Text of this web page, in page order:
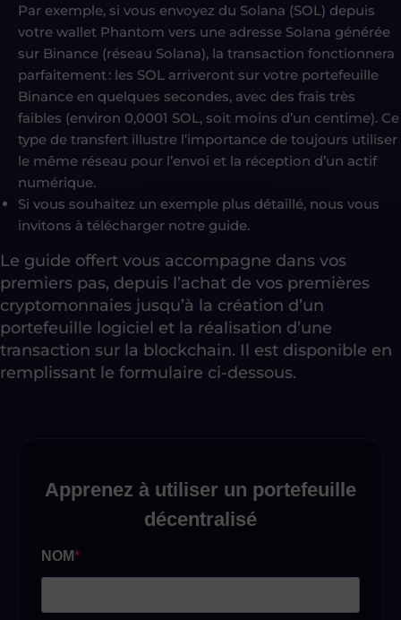
Par exemple, si vous envoyez du Solana (SOL) depuis
votre wallet Phantom vers une adresse Solana générée
sur Binance (réseau Solana), la transaction fonctionnera
parfaitement : les SOL arriveront sur votre portefeuille
Binance en quelques secondes, avec des frais très
faibles (environ 0,0001 SOL, soit moins d’un centime). Ce
type de transfert illustre l’importance de toujours utiliser
le même réseau pour l’envoi et la réception d’un actif
numérique.
Si vous souhaitez un exemple plus détaillé, nous vous
invitons à télécharger notre guide.
Le guide offert vous accompagne dans vos
premiers pas, depuis l’achat de vos premières
cryptomonnaies jusqu’à la création d’un
portefeuille logiciel et la réalisation d’une
transaction sur la blockchain. Il est disponible en
remplissant le formulaire ci-dessous.